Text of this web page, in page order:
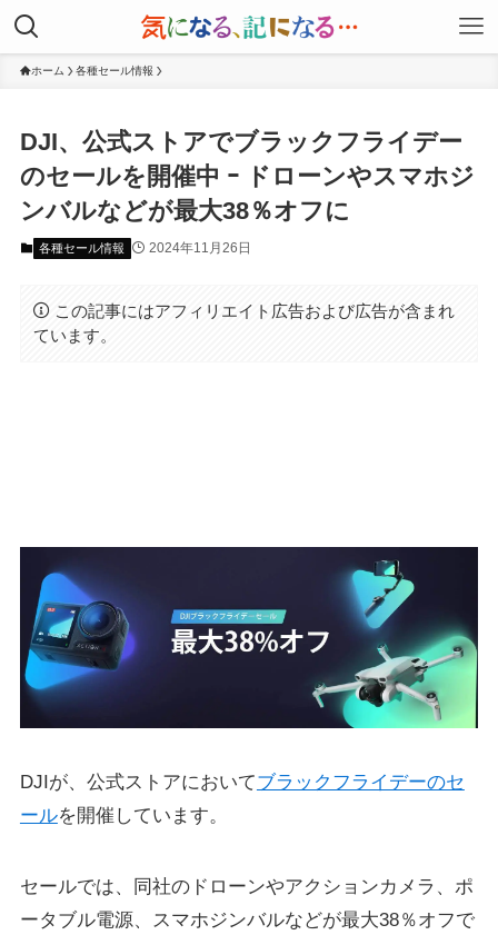
ホーム 各種セール情報
DJI、公式ストアでブラックフライデー
のセールを開催中 ｰ ドローンやスマホジ
ンバルなどが最大38％オフに
各種セール情報 2024年11月26日
この記事にはアフィリエイト広告および広告が含まれ
ています。
DJIが、公式ストアにおいてブラックフライデーのセ
ールを開催しています。
セールでは、同社のドローンやアクションカメラ、ポ
ータブル電源、スマホジンバルなどが最大38％オフで